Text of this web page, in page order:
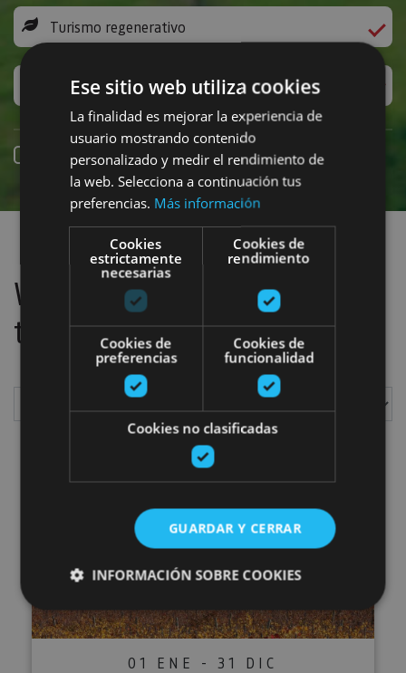
Turismo regenerativo
Experiencias exclusivas
Online booking
Find plans
We have located1plans
to do
Bodegas Pagos de Araiz, Olite
01 ENE - 31 DIC
Ese sitio web utiliza cookies
La finalidad es mejorar la experiencia de
usuario mostrando contenido
personalizado y medir el rendimiento de
la web. Selecciona a continuación tus
preferencias. Más información
Cookies
estrictamente
necesarias
Cookies de
rendimiento
Cookies de
preferencias
Cookies de
funcionalidad
Cookies no clasificadas
GUARDAR Y CERRAR
INFORMACIÓN SOBRE COOKIES